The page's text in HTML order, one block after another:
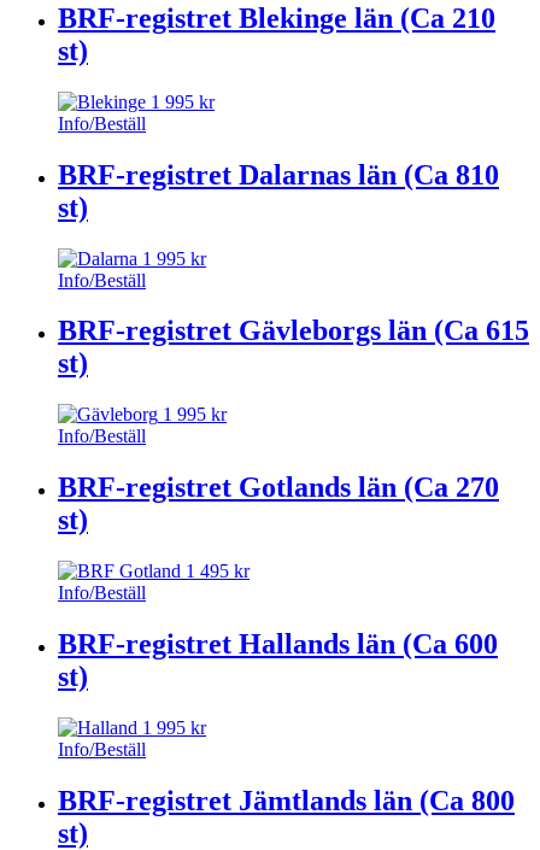
BRF-registret Blekinge län (Ca 210
st)
1 995 kr
Info/Beställ
BRF-registret Dalarnas län (Ca 810
st)
1 995 kr
Info/Beställ
BRF-registret Gävleborgs län (Ca 615
st)
1 995 kr
Info/Beställ
BRF-registret Gotlands län (Ca 270
st)
1 495 kr
Info/Beställ
BRF-registret Hallands län (Ca 600
st)
1 995 kr
Info/Beställ
BRF-registret Jämtlands län (Ca 800
st)